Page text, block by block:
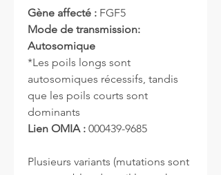
Gène affecté : FGF5
Mode de transmission:
Autosomique
*Les poils longs sont
autosomiques récessifs, tandis
que les poils courts sont
dominants
Lien OMIA : 000439-9685
Plusieurs variants (mutations sont